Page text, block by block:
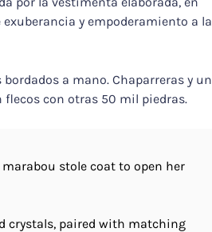
y empoderamiento a la
a mano. Chaparreras y un
flecos con otras 50 mil piedras.
stole coat to open her
crystals, paired with matching